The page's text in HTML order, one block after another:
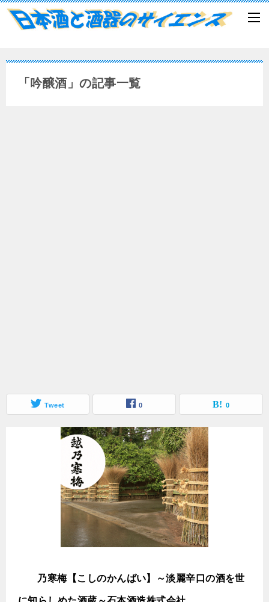
「吟醸酒」の記事一覧
Tweet 0 0
乃寒梅【こしのかんばい】～淡麗辛口の酒を世